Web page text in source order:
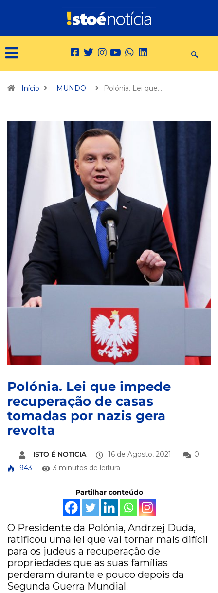
Início MUNDO Polónia. Lei que…
Polónia. Lei que impede
recuperação de casas
tomadas por nazis gera
revolta
ISTO É NOTICIA 16 de Agosto, 2021
0
943
3 minutos de leitura
Partilhar conteúdo
O Presidente da Polónia, Andrzej Duda,
ratificou uma lei que vai tornar mais difícil
para os judeus a recuperação de
propriedades que as suas famílias
perderam durante e pouco depois da
Segunda Guerra Mundial.